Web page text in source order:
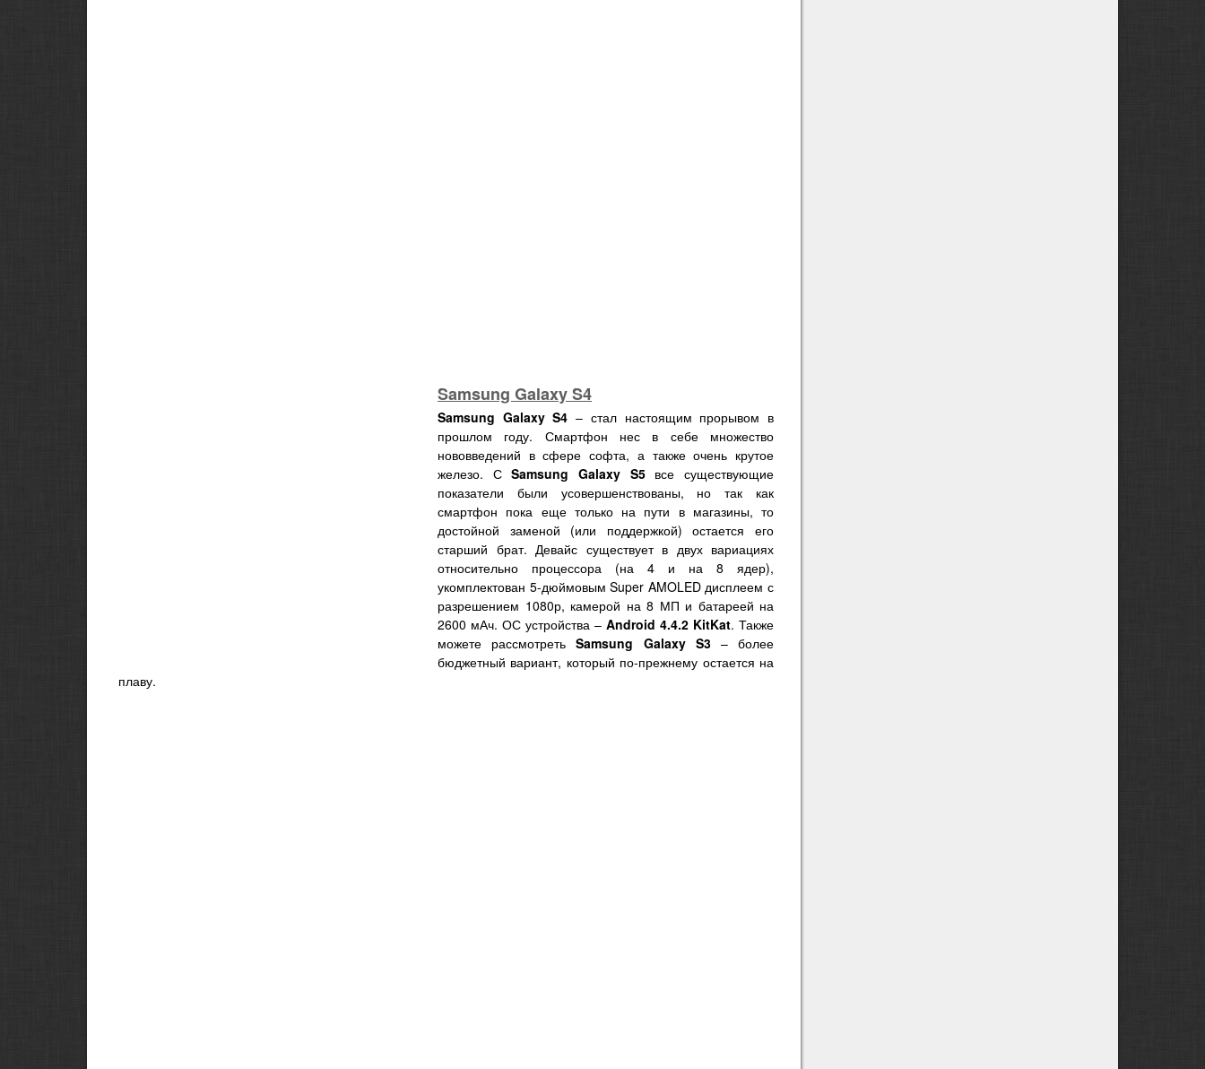
Samsung Galaxy S4
Samsung Galaxy S4 – стал настоящим прорывом в
прошлом году. Смартфон нес в себе множество
нововведений в сфере софта, а также очень крутое
железо. СSamsung Galaxy S5все существующие
показатели были усовершенствованы, но так как
смартфон пока еще только на пути в магазины, то
достойной заменой (или поддержкой) остается его
старший брат. Девайс существует в двух вариациях
относительно процессора (на 4 и на 8 ядер),
укомплектован 5-дюймовым Super AMOLED дисплеем с
разрешением 1080р, камерой на 8 МП и батареей на
2600 мАч. ОС устройства – Android 4.4.2 KitKat. Также
можете рассмотретьSamsung Galaxy S3– более
бюджетный вариант, который по-прежнему остается на
плаву.